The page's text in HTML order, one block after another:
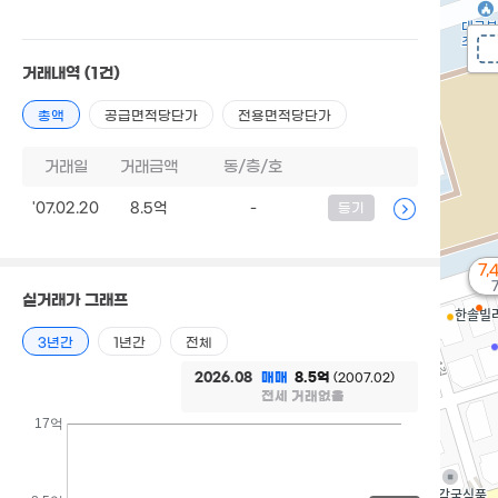
거래내역 (1건)
총액 공급면적당단가 전용면적당단가
거래일 거래금액 동/층/호
'07.02.20 8.5억 - 등기
실거래가 그래프
3년간 1년간 전체
2026.08 매매 8.5억 (2007.02)
전세 거래없음
17억